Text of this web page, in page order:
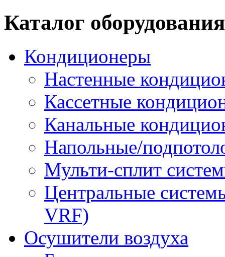
Каталог оборудования
Кондиционеры
Настенные
Кассетные
Канальные
Напольные/
Мульти-сплит
Центральные
VRF)
Осушители воздуха